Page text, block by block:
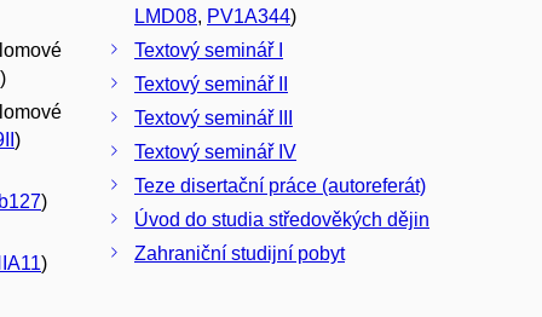
)
)
)
)
LMD08, PV1A344)
Textový seminář I
Textový seminář II
Textový seminář III
Textový seminář IV
Teze disertační práce (autoreferát)
Úvod do studia středověkých dějin
Zahraniční studijní pobyt